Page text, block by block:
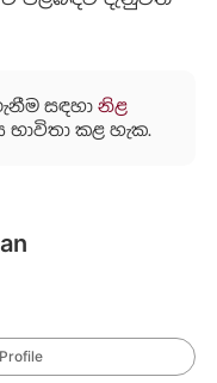
සඳහා නිළ
කළ හැක.